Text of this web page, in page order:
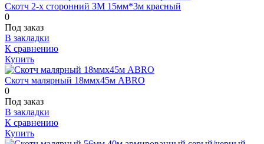
Скотч 2-х сторонний ЗМ 15мм*3м красный
0
Под заказ
В закладки
К сравнению
Купить
Скотч малярный 18ммх45м ABRO
0
Под заказ
В закладки
К сравнению
Купить